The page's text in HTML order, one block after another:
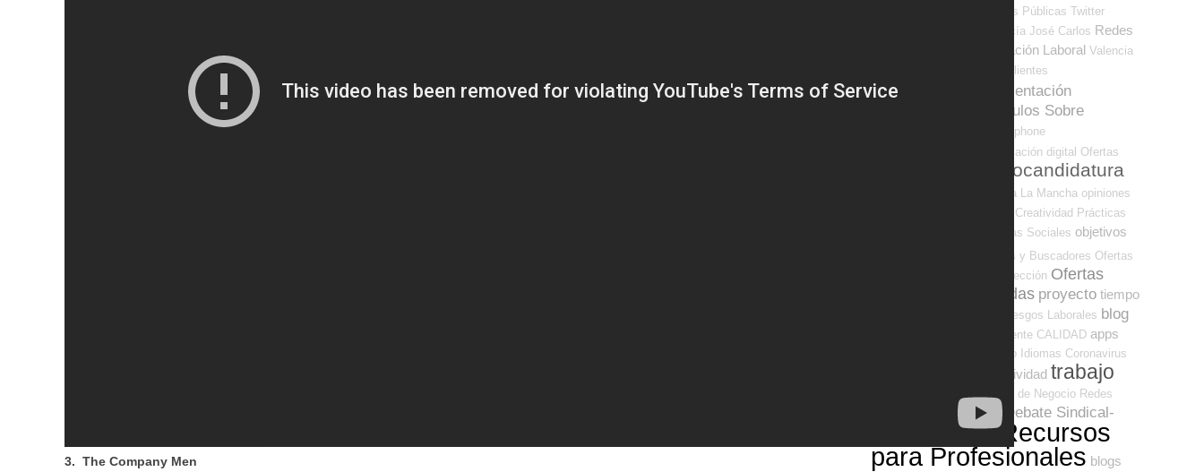
3. The Company Men
Iniciativas Públicas Twitter
Andalucía José Carlos Redes
Sociales y Blogs Orientación Laboral Valencia
clientes
Perspectivas
Orientación
Artículos Sobre
Smartphone
transformación digital Ofertas
Autocandidatura
Castilla La Mancha opiniones
Creatividad Prácticas
Economía Social - Iniciativas Sociales objetivos
Portales y Buscadores Ofertas
Entrevistas y Procesos Selección Ofertas
Empleo Seleccionadas proyecto tiempo
Prevención de Riesgos Laborales blog
Medio Ambiente CALIDAD apps
Turismo Idiomas Coronavirus
Productividad trabajo
Ideas de Negocio Redes
Sociales Emprendedores
Debate Sindical-
Recursos
para Profesionales blogs